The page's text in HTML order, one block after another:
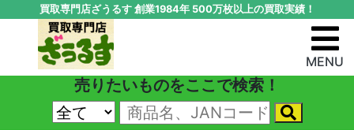
買取専門店ざうるす 創業1984年 500万枚以上の買取実績！
MENU
売りたいものをここで検索！